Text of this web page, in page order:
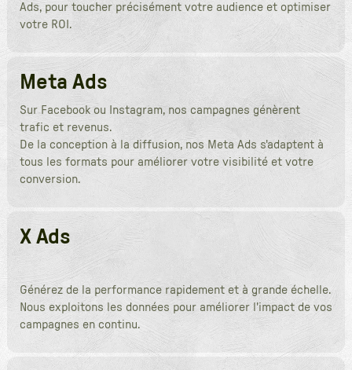
Ads, pour toucher précisément votre audience et optimiser
votre ROI.
Meta Ads
Sur Facebook ou Instagram, nos campagnes génèrent
trafic et revenus.
De la conception à la diffusion, nos Meta Ads s'adaptent à
tous les formats pour améliorer votre visibilité et votre
conversion.
X Ads
Générez de la performance rapidement et à grande échelle.
Nous exploitons les données pour améliorer l'impact de vos
campagnes en continu.